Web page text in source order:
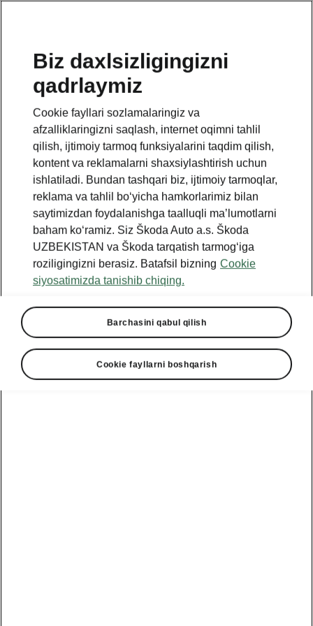
BACK TO MODELS
Octavia Tour II - Manuals
Search parameters
Production period
2011/5
Language
Show
Biz daxlsizligingizni
qadrlaymiz
Cookie fayllari sozlamalaringiz va
afzalliklaringizni saqlash, internet oqimni tahlil
qilish, ijtimoiy tarmoq funksiyalarini taqdim qilish,
kontent va reklamalarni shaxsiylashtirish uchun
ishlatiladi. Bundan tashqari biz, ijtimoiy tarmoqlar,
reklama va tahlil boʻyicha hamkorlarimiz bilan
saytimizdan foydalanishga taalluqli maʼlumotlarni
baham koʻramiz. Siz Škoda Auto a.s. Škoda
UZBEKISTAN va Škoda tarqatish tarmogʻiga
roziligingizni berasiz. Batafsil bizning Cookie
siyosatimizda tanishib chiqing.
Barchasini qabul qilish
Cookie fayllarni boshqarish